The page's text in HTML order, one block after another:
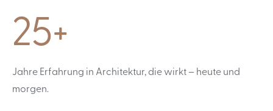
25+
Jahre Erfahrung in Architektur, die wirkt – heute und
morgen.